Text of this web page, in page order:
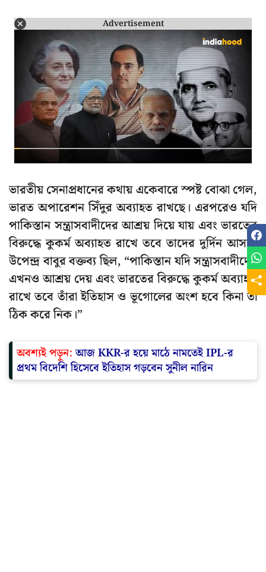
Advertisement
ভারতীয় সেনাপ্রধানের কথায় একেবারে স্পষ্ট বোঝা গেল,
ভারত অপারেশন সিঁদুর অব্যাহত রাখছে। এরপরেও যদি
পাকিস্তান সন্ত্রাসবাদীদের আশ্রয় দিয়ে যায় এবং ভারতের
বিরুদ্ধে কুকর্ম অব্যাহত রাখে তবে তাদের দুর্দিন আসন্ন!
উপেন্দ্র বাবুর বক্তব্য ছিল, “পাকিস্তান যদি সন্ত্রাসবাদীদের
এখনও আশ্রয় দেয় এবং ভারতের বিরুদ্ধে কুকর্ম অব্যাহত
রাখে তবে তাঁরা ইতিহাস ও ভূগোলের অংশ হবে কিনা তা
ঠিক করে নিক।”
অবশ্যই পড়ুন:আজ KKR-র হয়ে মাঠে নামতেই IPL-র
প্রথম বিদেশি হিসেবে ইতিহাস গড়বেন সুনীল নারিন